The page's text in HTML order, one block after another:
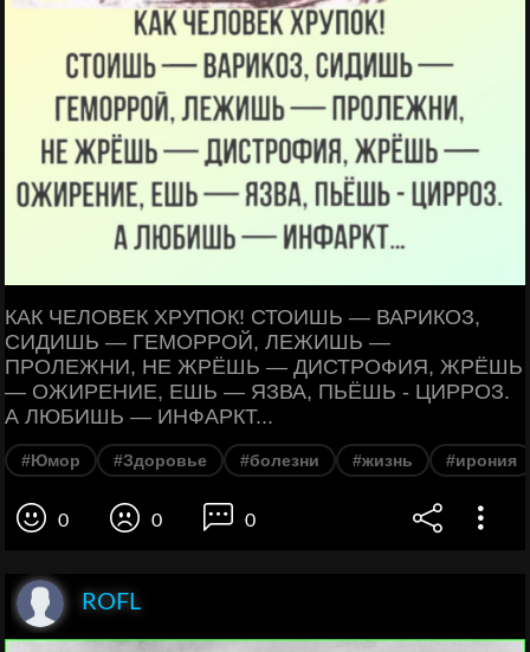
КАК ЧЕЛОВЕК ХРУПОК! СТОИШЬ — ВАРИКОЗ,
СИДИШЬ — ГЕМОРРОЙ, ЛЕЖИШЬ —
ПРОЛЕЖНИ, НЕ ЖРЁШЬ — ДИСТРОФИЯ, ЖРЁШЬ
— ОЖИРЕНИЕ, ЕШЬ — ЯЗВА, ПЬЁШЬ - ЦИРРОЗ.
А ЛЮБИШЬ — ИНФАРКТ...
#Юмор #Здоровье #болезни #жизнь #ирония
0 0 0
ROFL